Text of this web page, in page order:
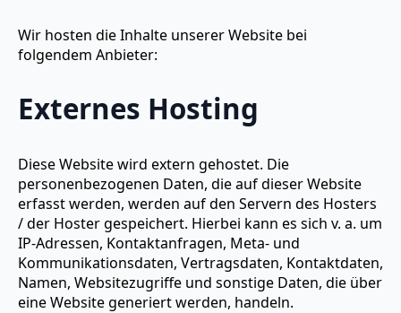
Wir hosten die Inhalte unserer Website bei
folgendem Anbieter:
Externes Hosting
Diese Website wird extern gehostet. Die
personenbezogenen Daten, die auf dieser Website
erfasst werden, werden auf den Servern des Hosters
/ der Hoster gespeichert. Hierbei kann es sich v. a. um
IP-Adressen, Kontaktanfragen, Meta- und
Kommunikationsdaten, Vertragsdaten, Kontaktdaten,
Namen, Websitezugriffe und sonstige Daten, die über
eine Website generiert werden, handeln.